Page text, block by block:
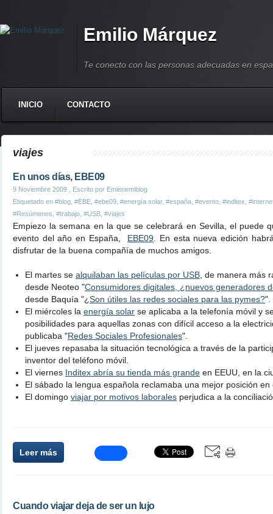
Emilio Márquez
Te conecto con las personas adecuadas en
INICIO CONTACTO
viajes
En unos días, EBE09
9 Noviembre 2009 , Escrito por Emienemiblog
Etiquetado en #blog #EBE #ebe09 #energía solar, #españa #evento #inditex
#Resúmenes #trabajo #USB #viajes
Empiezo la semana en la que se celebrará en Sevilla, el puede
evento del año en España, EBE09 . En esta nueva edición
disfrutar de la buena compañía de muchos amigos.
El martes se alquilaban las películas por USB , de manera más
desde Neoteo "Consumidores digitales, ¿nuevos generadores
desde Baquía "¿Son útiles las redes sociales para las pymes?".
El miércoles la energía solar se aplicaba a la telefonía móvil y
posibilidades para aquellas zonas con difícil acceso a la
publicaba "Redes Sociales Profesionales".
El jueves repasaba la situación tecnológica a través de la
inventor del teléfono móvil.
El viernes Inditex abría su tienda más grande en EEUU, en la
El sábado la lengua española reclamaba una mejor posición
El domingo viajar por motivos laborales perjudica a la
Leer más
Cuando viajar deja de ser un lujo